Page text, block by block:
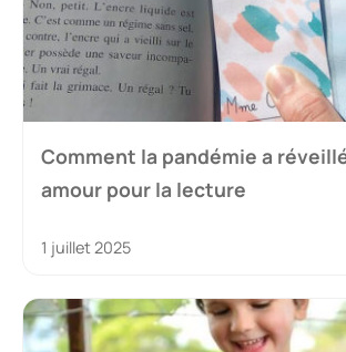
Comment la pandémie a
amour pour la lecture
1 juillet 2025